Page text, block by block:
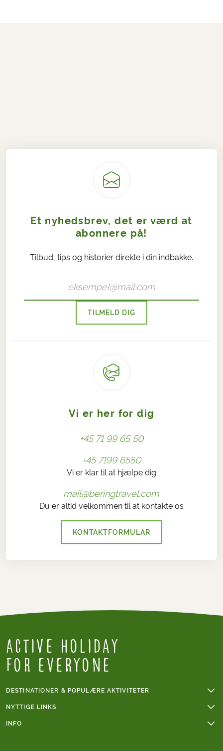
Et nyhedsbrev, det er værd at
abonnere på!
Tilbud, tips og historier direkte i din indbakke.
TILMELD DIG
Vi er her for dig
+45 71 99 65 50
+45 7199 6550
Vi er klar til at hjælpe dig
mail@beringtravel.com
Du er altid velkommen til at kontakte os
KONTAKTFORMULAR
Active Holiday
for everyone
DESTINATIONER & POPULÆRE AKTIVITETER
Vandreferie
Cykelferie i Frankrig
NYTTIGE LINKS
Online betaling
INFO